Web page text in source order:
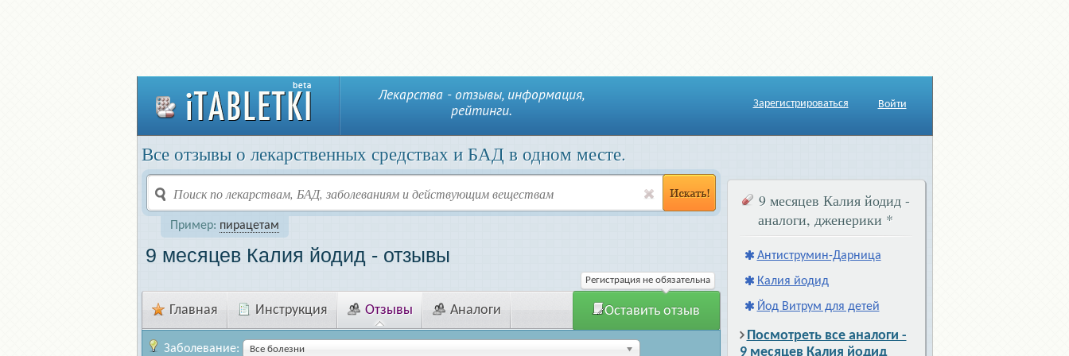
Лекарства - отзывы, информация,
рейтинги.
Зарегистрироваться Войти
Все отзывы о лекарственных средствах и БАД в одном месте.
Пример: пирацетам
9 месяцев Калия йодид - отзывы
Главная Инструкция Отзывы Аналоги Оставить отзыв
Регистрация не обязательна
Заболевание: Все болезни
9 месяцев Калия йодид -
аналоги, дженерики *
Антиструмин-Дарница
Калия йодид
Йод Витрум для детей
Посмотреть все аналоги -
9 месяцев Калия йодид